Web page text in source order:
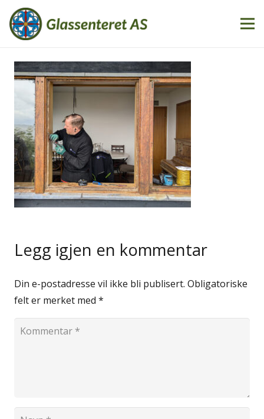
Legg igjen en kommentar
Din e-postadresse vil ikke bli publisert. Obligatoriske
felt er merket med *